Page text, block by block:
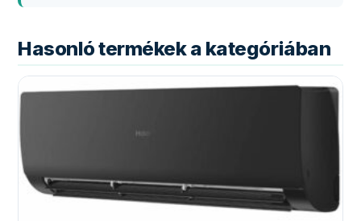
Hasonló termékek a kategóriában